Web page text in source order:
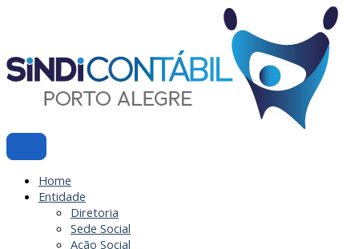
conteúdo
Home
Entidade
Diretoria
Sede Social
Ação Social